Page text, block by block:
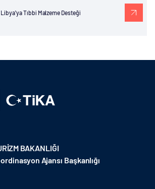
Libya'ya Tıbbi Malzeme Desteği
BAKANLIĞI
Ajansı Başkanlığı